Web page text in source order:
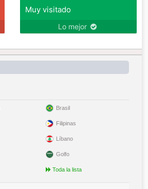
Muy visitado
Lo mejor
Brasil
Filipinas
Líbano
Golfo
Toda la lista